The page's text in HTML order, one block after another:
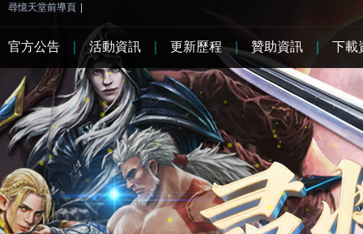
尋憶天堂前導頁